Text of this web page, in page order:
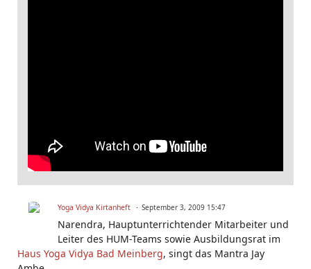
Yoga Vidya Kirtanheft September 3, 2009 15:47
Narendra, Hauptunterrichtender Mitarbeiter und
Leiter des HUM-Teams sowie Ausbildungsrat im
Haus Yoga Vidya Bad Meinberg, singt das Mantra Jay